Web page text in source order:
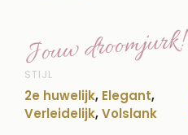
Jouw droomjurk!
STIJL
2e huwelijk, Elegant,
Verleidelijk,Volslank